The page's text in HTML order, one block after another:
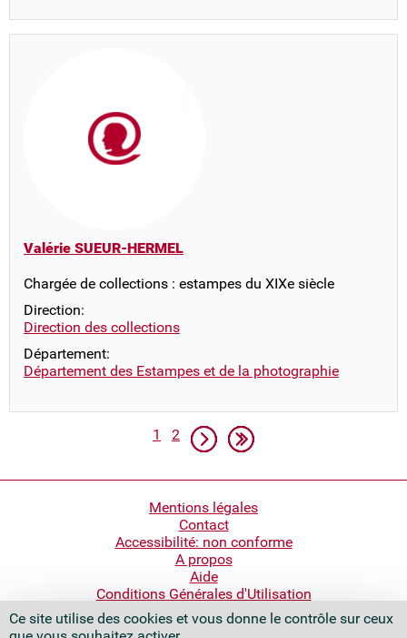
Ce site utilise des cookies et vous donne le contrôle sur ceux
Valérie SUEUR-HERMEL
Chargée de collections : estampes du XIXe siècle
Direction:
Direction des collections
Département:
Département des Estampes et de la photographie
Pagination
Page
1 Page
2 Page suivante
Dernière page
Mentions légales
Contact
Accessibilité: non conforme
A propos
Aide
Conditions Générales d'Utilisation
Bibliothèque nationale de France